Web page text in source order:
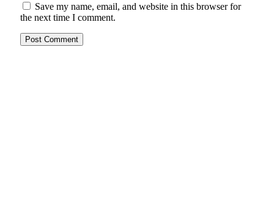
Save my name, email, and website in this browser for
the next time I comment.